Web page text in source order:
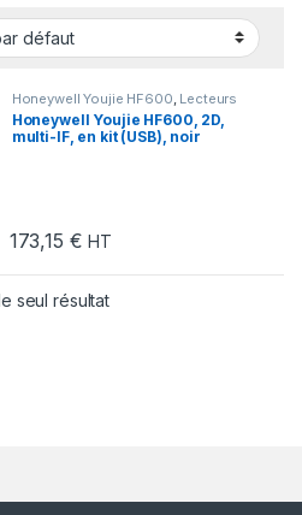
Honeywell Youjie HF600 Lecteurs
de présentation
Honeywell Youjie HF600, 2D,
multi-IF, en kit (USB), noir
173,15 € HT
seul résultat